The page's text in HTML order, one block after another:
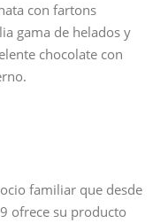
con fartons
gama de helados y
chocolate con
familiar que desde
ofrece su producto